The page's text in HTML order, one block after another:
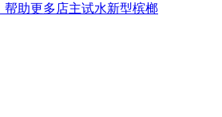
助更多店主试水新型槟榔